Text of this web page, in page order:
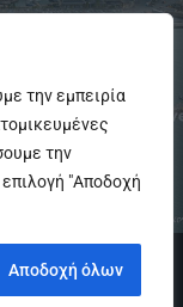
την εμπειρία
την
"Αποδοχή
Αποδοχή όλων
για την
Κοινωνικά,